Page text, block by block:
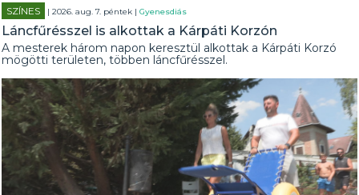
SZÍNES | 2026. aug. 7. péntek |Gyenesdiás
Láncfűrésszel is alkottak a Kárpáti Korzón
A mesterek három napon keresztül alkottak a Kárpáti Korzó
mögötti területen, többen láncfűrésszel.